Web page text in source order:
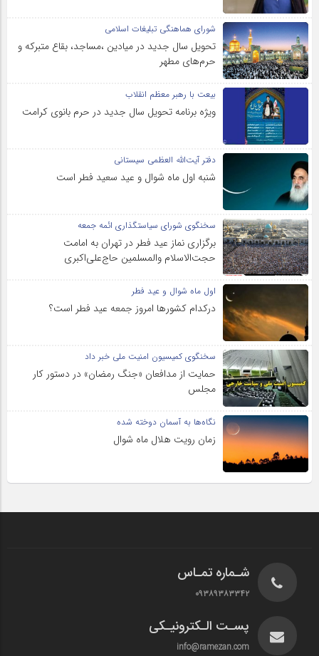
شورای هماهنگی تبلیغات اسلامی
تحویل سال‌ جدید در میادین ،مساجد، بقاع متبرکه‌ و
حرم‌های‌ مطهر
بیعت با رهبر معظم انقلاب
ویژه برنامه تحویل سال جدید در حرم بانوی کرامت
دفتر آیت‌الله العظمی سیستانی
شنبه اول ماه شوال و عید سعید فطر است
سخنگوی شورای سیاستگذاری ائمه جمعه
برگزاری نماز عید فطر در تهران به امامت
حجت‌الاسلام والمسلمین حاج‌علی‌اکبری
اول ماه شوال و عید فطر
درکدام کشورها امروز جمعه عید فطر است؟
سخنگوی کمیسیون امنیت ملی خبر داد
حمایت از مدافعان «جنگ رمضان» در دستور کار
مجلس
نگاه‌ها به آسمان دوخته شده
زمان رویت هلال ماه شوال
شـماره تمـاس
۰۹۳۸۹۳۸۳۳۴۲
پسـت الـکترونیـکی
info@ramezan.com